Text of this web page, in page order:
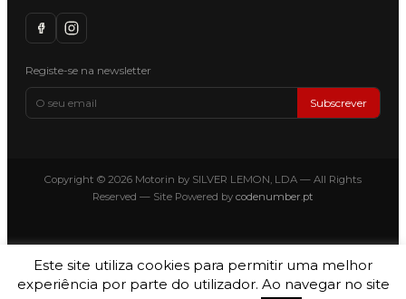
Registe-se na newsletter
Subscrever
Copyright © 2026 Motorin by SILVER LEMON, LDA — All Rights
Reserved — Site Powered by codenumber.pt
Este site utiliza cookies para permitir uma melhor
experiência por parte do utilizador. Ao navegar no site